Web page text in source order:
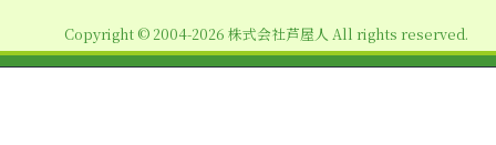
Copyright © 2004-2026 株式会社芦屋人 All rights reserved.